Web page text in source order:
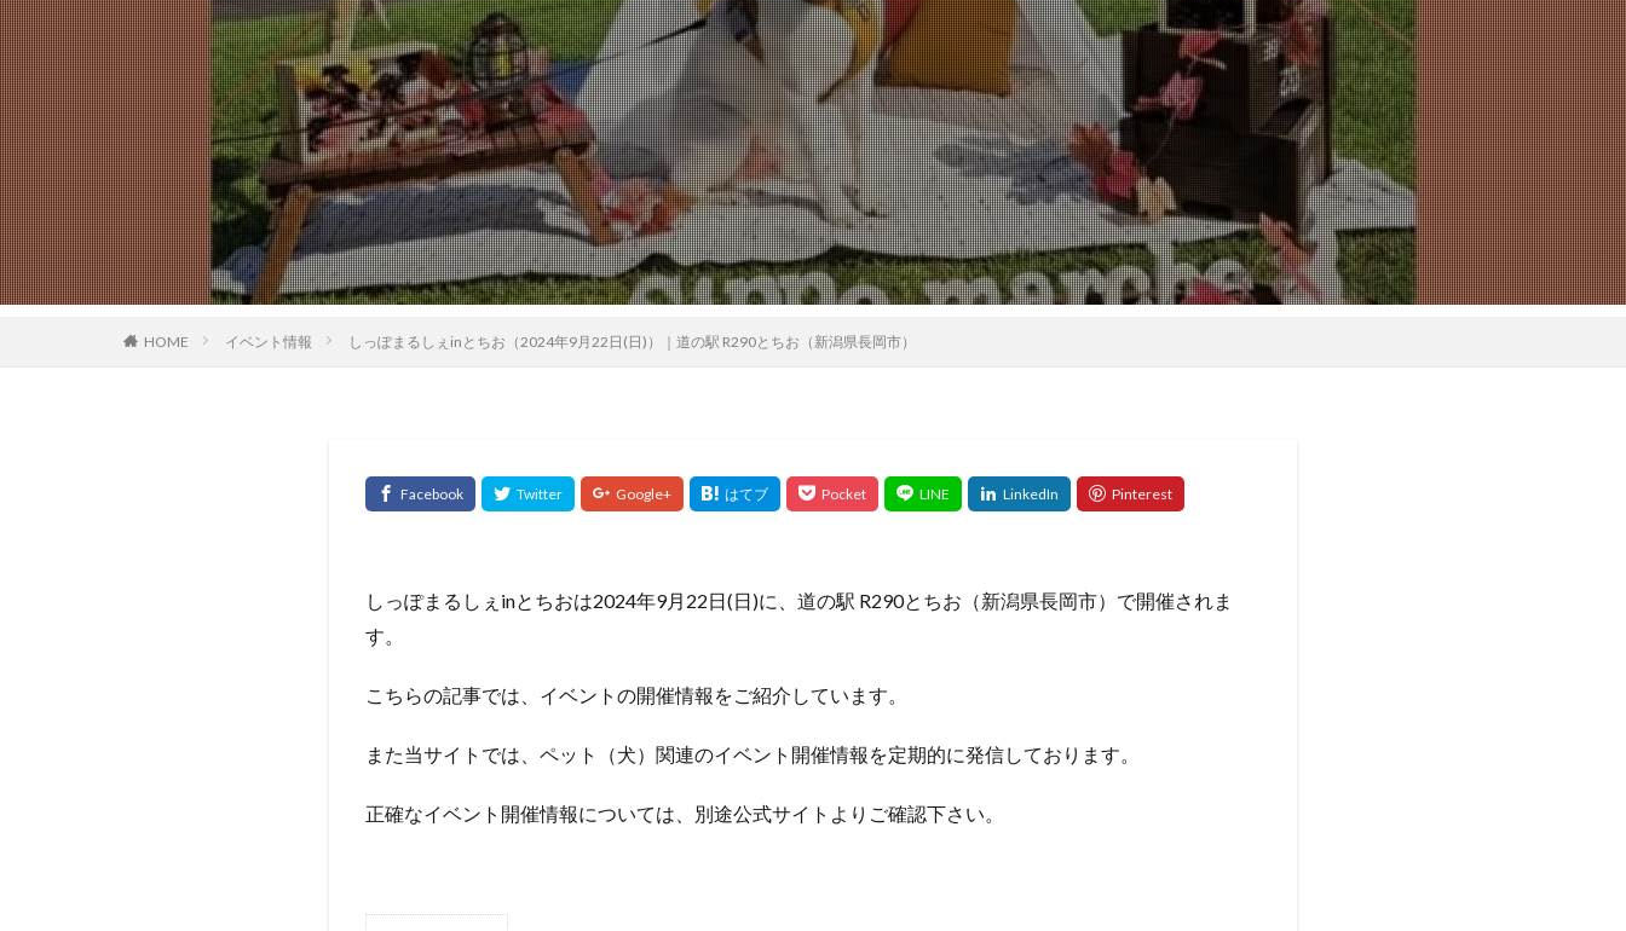
HOME イベント情報 しっぽまるしぇinとちお（2024年9月22日(日)）｜道の駅 R290とちお（新潟県長岡市）
しっぽまるしぇinとちおは2024年9月22日(日)に、道の駅 R290とちお（新潟県長岡市）で開催されま
す。
こちらの記事では、イベントの開催情報をご紹介しています。
また当サイトでは、ペット（犬）関連のイベント開催情報を定期的に発信しております。
正確なイベント開催情報については、別途公式サイトよりご確認下さい。